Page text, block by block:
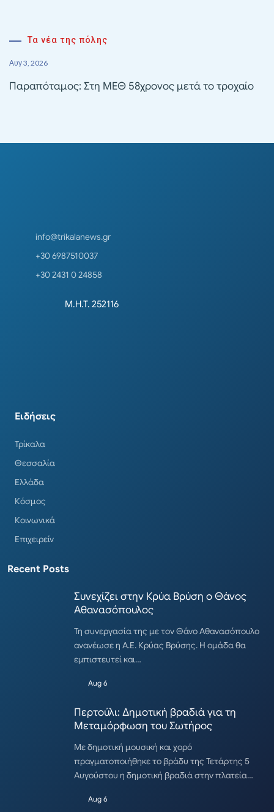
Τα νέα της πόλης
Αυγ 3, 2026
Παραπόταμος: Στη ΜΕΘ 58χρονος μετά το τροχαίο
info@trikalanews.gr
+30 6987510037
+30 2431 0 24858
Μ.Η.Τ. 252116
Ειδήσεις
Τρίκαλα
Θεσσαλία
Ελλάδα
Κόσμος
Κοινωνικά
Επιχειρείν
Recent Posts
Συνεχίζει στην Κρύα Βρύση ο Θάνος
Αθανασόπουλος
Τη συνεργασία της με τον Θάνο Αθανασόπουλο
ανανέωσε η Α.Ε. Κρύας Βρύσης. Η ομάδα θα
εμπιστευτεί και…
Aug 6
Περτούλι: Δημοτική βραδιά για τη
Μεταμόρφωση του Σωτήρος
Με δημοτική μουσική και χορό
πραγματοποιήθηκε το βράδυ της Τετάρτης 5
Αυγούστου η δημοτική βραδιά στην πλατεία…
Aug 6